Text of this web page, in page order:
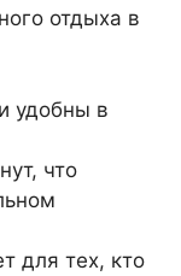
отдыха в
удобны в
что
для тех, кто